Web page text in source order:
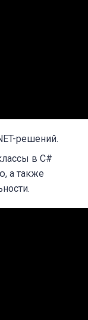
решений.
в C#
а также